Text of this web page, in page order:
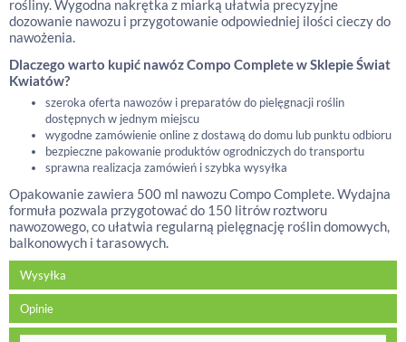
rośliny. Wygodna nakrętka z miarką ułatwia precyzyjne
dozowanie nawozu i przygotowanie odpowiedniej ilości cieczy do
nawożenia.
Dlaczego warto kupić nawóz Compo Complete w Sklepie Świat
Kwiatów?
szeroka oferta nawozów i preparatów do pielęgnacji roślin
dostępnych w jednym miejscu
wygodne zamówienie online z dostawą do domu lub punktu odbioru
bezpieczne pakowanie produktów ogrodniczych do transportu
sprawna realizacja zamówień i szybka wysyłka
Opakowanie zawiera 500 ml nawozu Compo Complete. Wydajna
formuła pozwala przygotować do 150 litrów roztworu
nawozowego, co ułatwia regularną pielęgnację roślin domowych,
balkonowych i tarasowych.
Wysyłka
Opinie